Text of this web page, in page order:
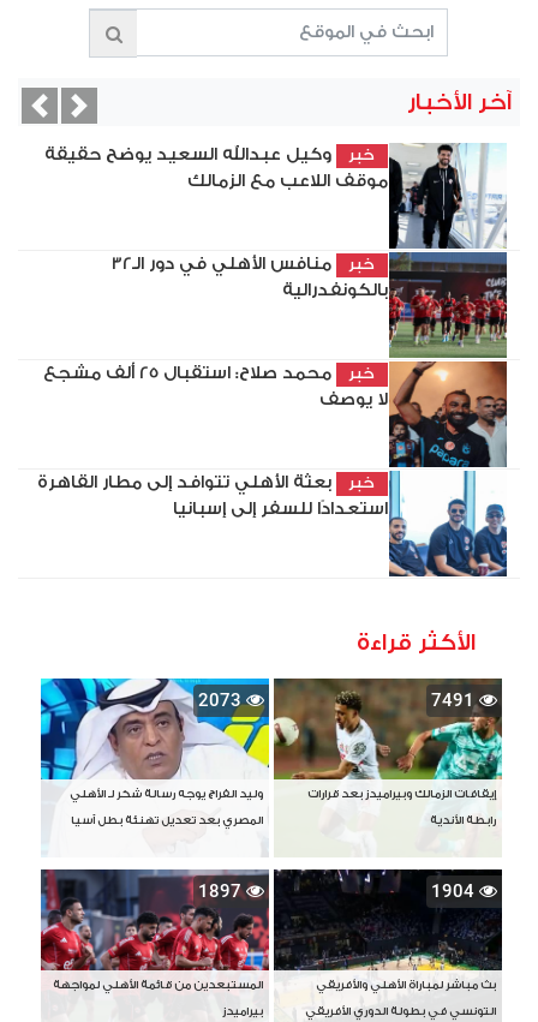
آخر الأخبار
خبر
وكيل عبدالله السعيد يوضح حقيقة
موقف اللاعب مع الزمالك
خبر
منافس الأهلي في دور الـ32
بالكونفدرالية
خبر
محمد صلاح: استقبال 25 ألف مشجع
لا يوصف
خبر
بعثة الأهلي تتوافد إلى مطار القاهرة
استعدادًا للسفر إلى إسبانيا
Next
الأكثر قراءة
7491
إيقافات الزمالك وبيراميدز بعد قرارات
رابطة الأندية
2073
وليد الفراج يوجه رسالة شكر لـ الأهلي
المصري بعد تعديل تهنئة بطل آسيا
1904
بث مباشر لمباراة الأهلي والأفريقي
التونسي في بطولة الدوري الأفريقي
1897
المستبعدين من قائمة الأهلي لمواجهة
بيراميدز